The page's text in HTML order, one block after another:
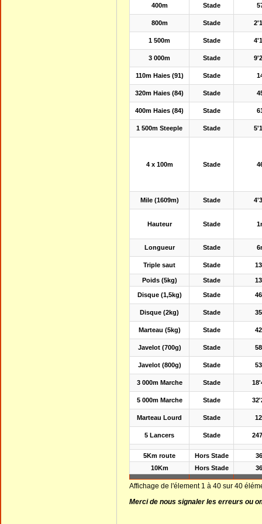
400m Stade
800m Stade
1 500m Stade
3 000m Stade
110m Haies (91) Stade
320m Haies (84) Stade
400m Haies (84) Stade
1 500m Steeple Stade
4 x 100m Stade
Mile (1609m) Stade
Hauteur Stade
Longueur Stade
Triple saut Stade
Poids (5kg) Stade
Disque (1,5kg) Stade
Disque (2kg) Stade
Marteau (5kg) Stade
Javelot (700g) Stade
Javelot (800g) Stade
3 000m Marche Stade
5 000m Marche Stade
Marteau Lourd Stade
5 Lancers Stade
5Km route Hors Stade
10Km
Hors Stade
Affichage de l'élement 1 à 40 sur 40
Merci de nous signaler les erreurs ou